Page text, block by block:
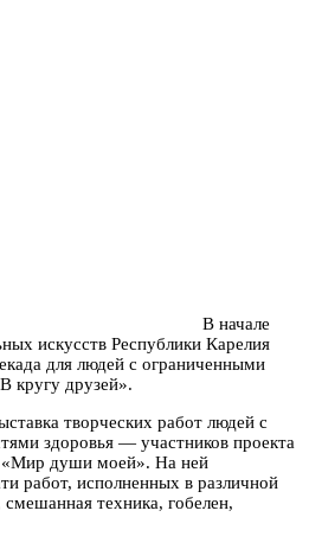
В начале
искусств Республики Карелия
для людей с ограниченными
кругу друзей».
творческих работ людей с
здоровья — участников проекта
«Мир души моей». На ней
работ, исполненных в различной
техника, гобелен,